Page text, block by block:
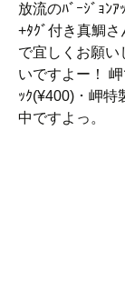
放流のﾊﾞｰｼﾞｮﾝ
+ﾀｸﾞ付き真鯛
で宜しくお願い
いですよー！
ｯｸ(¥400)・岬特
中ですよっ。